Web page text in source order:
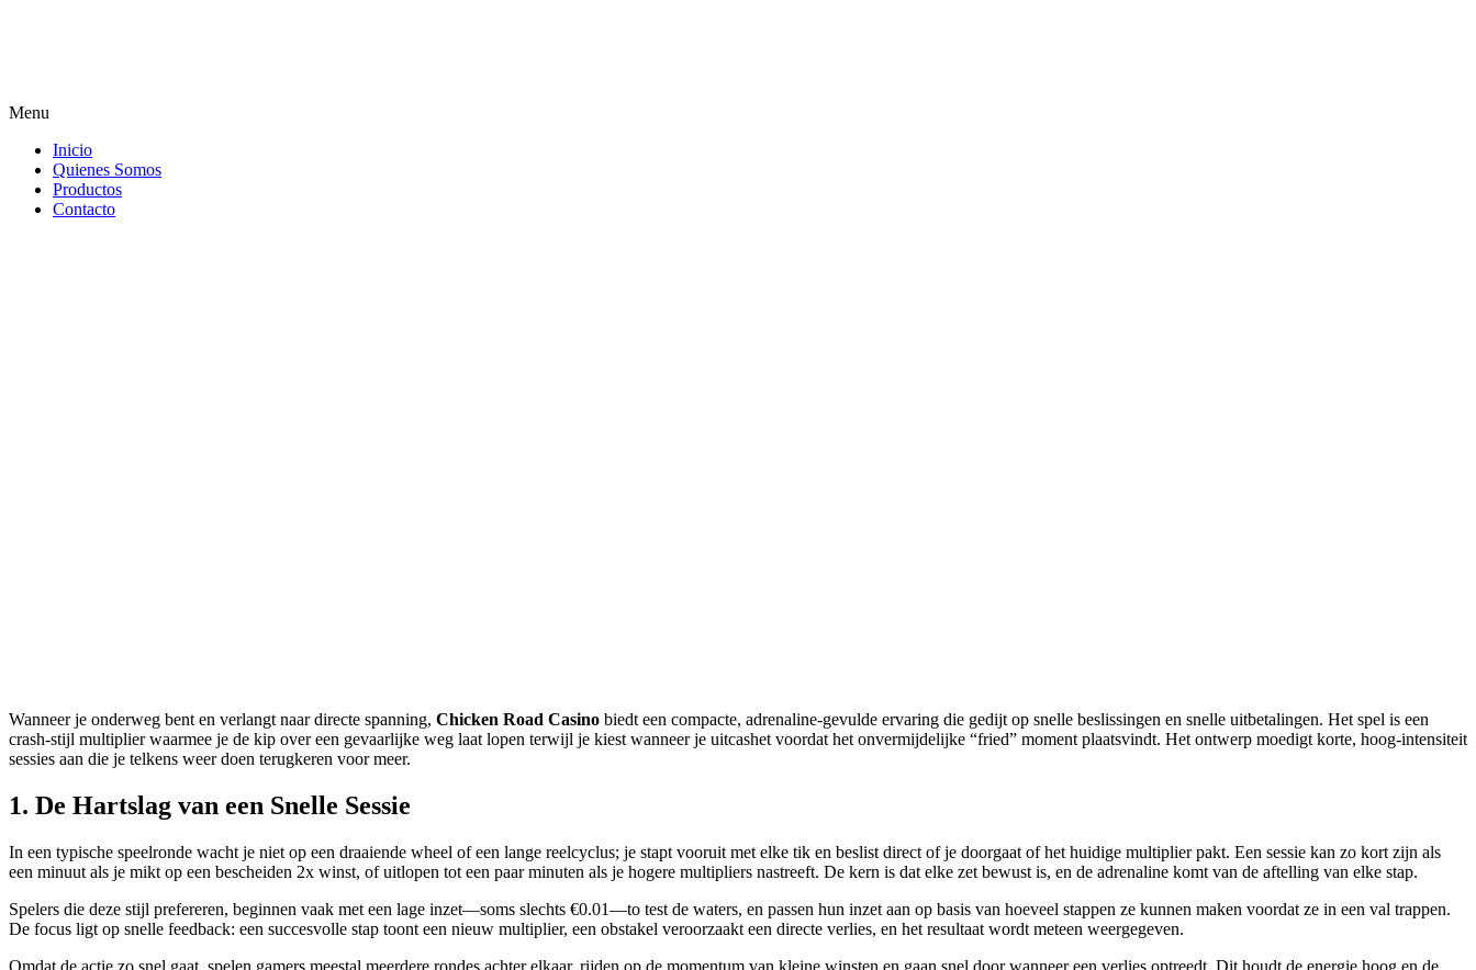
Menu
Inicio
Quienes Somos
Productos
Contacto
Wanneer je onderweg bent en verlangt naar directe spanning, Chicken Road Casino biedt een compacte, adrenaline‑gevulde ervaring die gedijt op snelle beslissingen en snelle uitbetalingen. Het spel is een
crash‑stijl multiplier waarmee je de kip over een gevaarlijke weg laat lopen terwijl je kiest wanneer je uitcashet voordat het onvermijdelijke “fried” moment plaatsvindt. Het ontwerp moedigt korte, hoog‑intensiteit
sessies aan die je telkens weer doen terugkeren voor meer.
1. De Hartslag van een Snelle Sessie
In een typische speelronde wacht je niet op een draaiende wheel of een lange reelcyclus; je stapt vooruit met elke tik en beslist direct of je doorgaat of het huidige multiplier pakt. Een sessie kan zo kort zijn als
een minuut als je mikt op een bescheiden 2x winst, of uitlopen tot een paar minuten als je hogere multipliers nastreeft. De kern is dat elke zet bewust is, en de adrenaline komt van de aftelling van elke stap.
Spelers die deze stijl prefereren, beginnen vaak met een lage inzet—soms slechts €0.01—to test de waters, en passen hun inzet aan op basis van hoeveel stappen ze kunnen maken voordat ze in een val trappen.
De focus ligt op snelle feedback: een succesvolle stap toont een nieuw multiplier, een obstakel veroorzaakt een directe verlies, en het resultaat wordt meteen weergegeven.
Omdat de actie zo snel gaat, spelen gamers meestal meerdere rondes achter elkaar, rijden op de momentum van kleine winsten en gaan snel door wanneer een verlies optreedt. Dit houdt de energie hoog en de